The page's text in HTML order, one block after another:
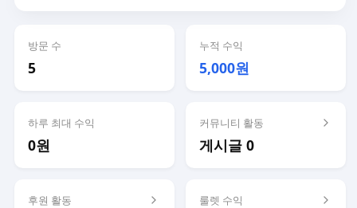
방문 수
5
누적 수익
5,000원
하루 최대 수익
0원
커뮤니티 활동
게시글 0
후원 활동 룰렛 수익